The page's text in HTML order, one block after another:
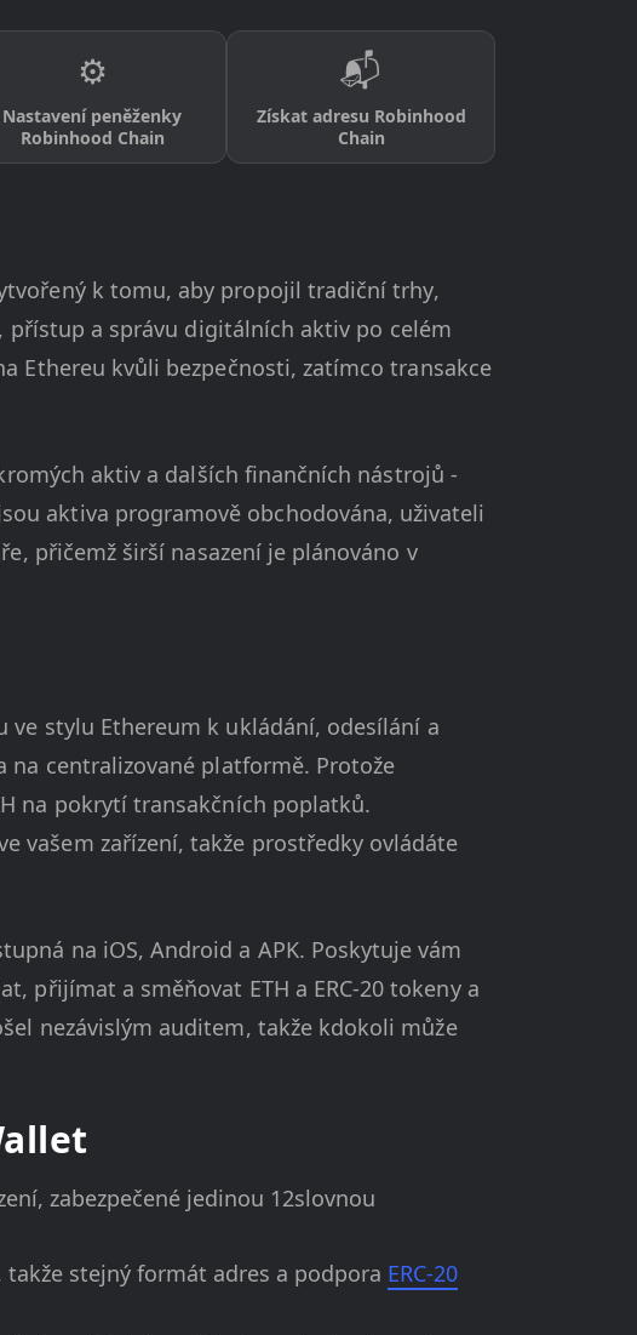
⚙️
Nastavení peněženky
Robinhood Chain
📬
Získat adresu Robinhood
Chain
k tomu, aby propojil tradiční trhy,
přístup a správu digitálních aktiv po celém
Ethereu kvůli bezpečnosti, zatímco transakce
aktiv a dalších finančních nástrojů -
aktiva programově obchodována, uživateli
přičemž širší nasazení je plánováno v
ve stylu Ethereum k ukládání, odesílání a
na centralizované platformě. Protože
na pokrytí transakčních poplatků.
vašem zařízení, takže prostředky ovládáte
na iOS, Android a APK. Poskytuje vám
přijímat a směňovat ETH a ERC-20 tokeny a
nezávislým auditem, takže kdokoli může
zabezpečené jedinou 12slovnou
takže stejný formát adres a podpora ERC-20